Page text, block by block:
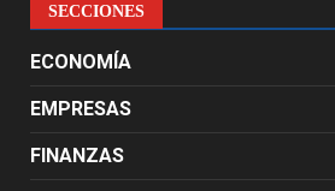
SECCIONES
ECONOMÍA
EMPRESAS
FINANZAS